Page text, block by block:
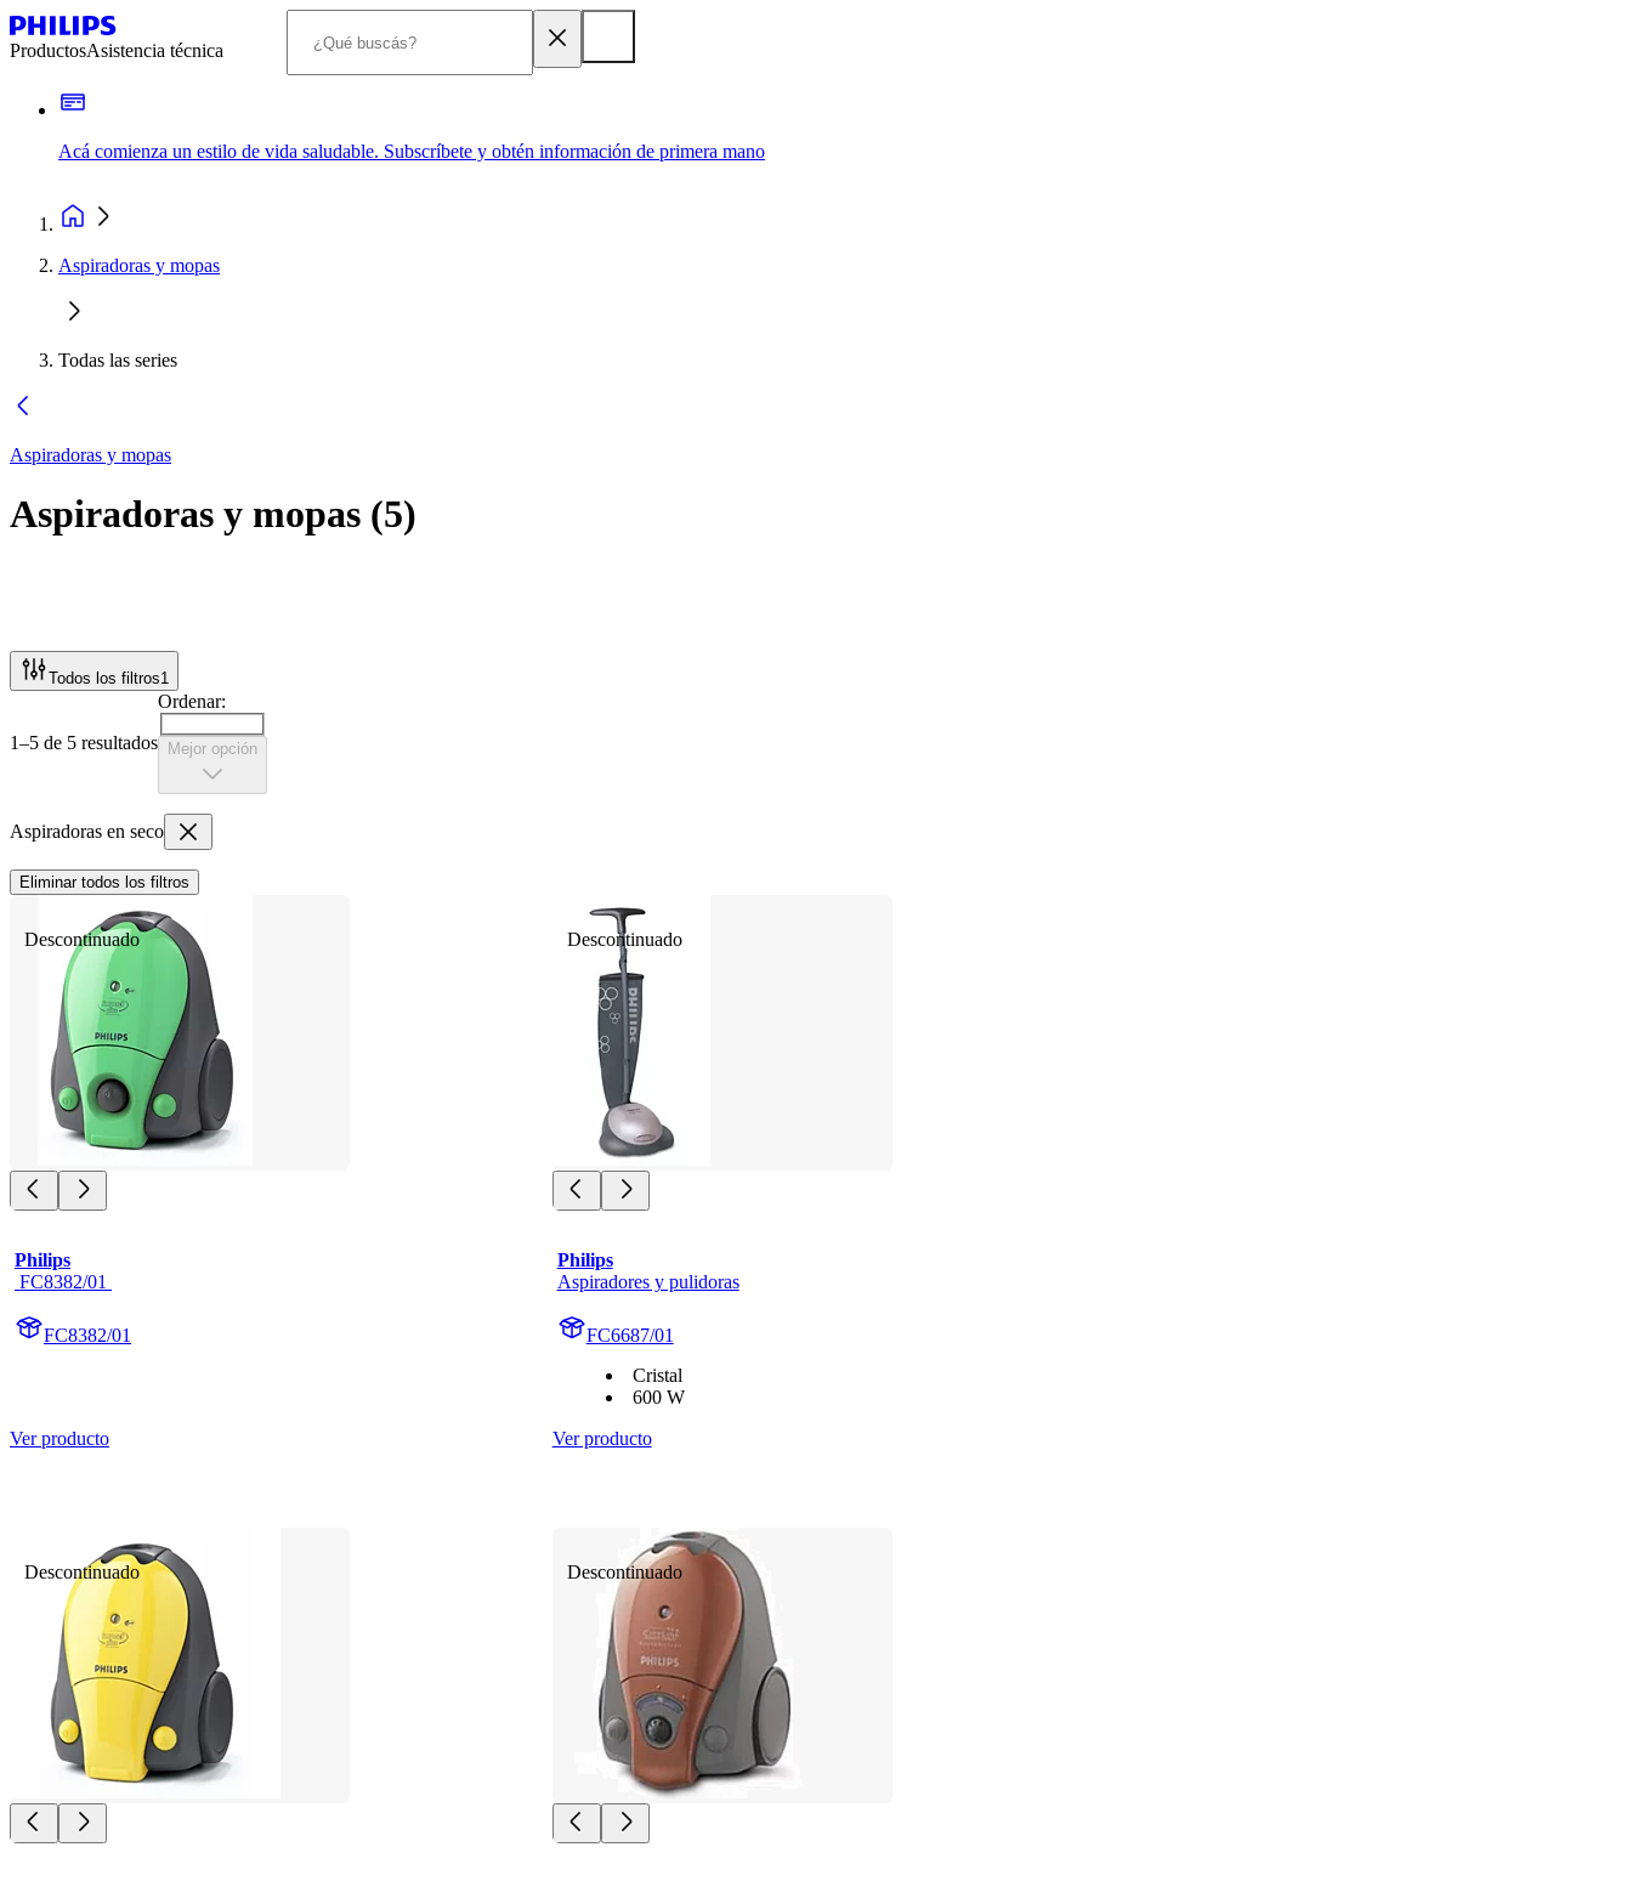
ProductosAsistencia técnica
Acá comienza un estilo de vida saludable. Subscríbete y obtén información de primera mano
Aspiradoras y mopas
Todas las series
Aspiradoras y mopas
Aspiradoras y mopas (5)
Todos los filtros1
1–5 de 5 resultados
Ordenar:
Mejor opción
Aspiradoras en seco
Eliminar todos los filtros
Descontinuado
Philips
FC8382/01
FC8382/01
Ver producto
Descontinuado
Philips
Aspiradores y pulidoras
FC6687/01
Cristal
600 W
Ver producto
Descontinuado Descontinuado